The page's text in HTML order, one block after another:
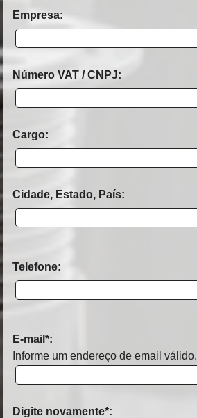
Empresa:
Número VAT / CNPJ:
Cargo:
Cidade, Estado, País:
Telefone:
E-mail*:
Informe um endereço de email válido.
Digite novamente*: